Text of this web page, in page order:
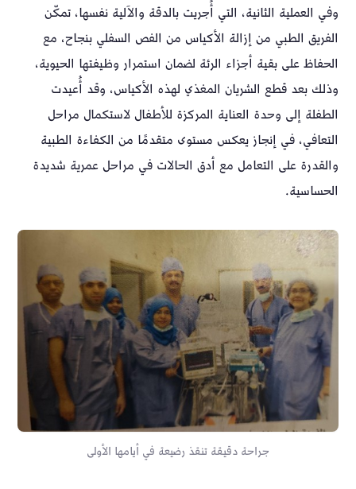
وفي العملية الثانية، التي أُجريت بالدقة والآلية نفسها، تمكّن
الفريق الطبي من إزالة الأكياس من الفص السفلي بنجاح، مع
الحفاظ على بقية أجزاء الرئة لضمان استمرار وظيفتها الحيوية،
وذلك بعد قطع الشريان المغذي لهذه الأكياس، وقد أُعيدت
الطفلة إلى وحدة العناية المركزة للأطفال لاستكمال مراحل
التعافي، في إنجاز يعكس مستوى متقدمًا من الكفاءة الطبية
والقدرة على التعامل مع أدق الحالات في مراحل عمرية شديدة
الحساسية.
جراحة دقيقة تنقذ رضيعة في أيامها الأولى